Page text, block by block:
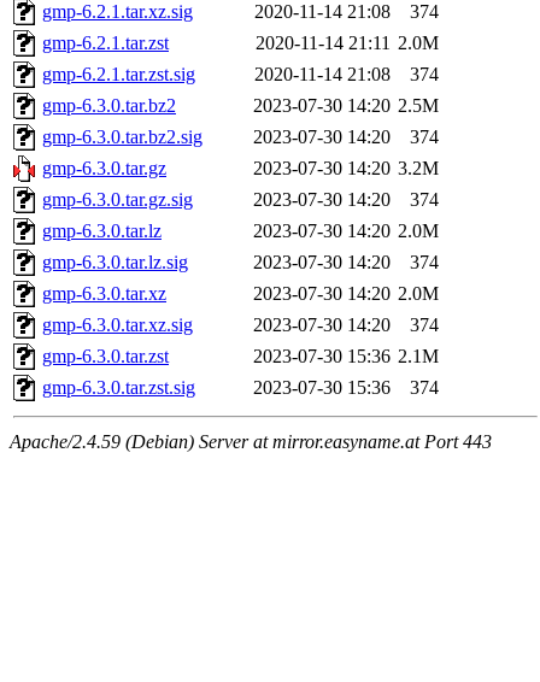
gmp-6.2.1.tar.xz.sig
2020-11-14 21:08
374
gmp-6.2.1.tar.zst
2020-11-14 21:11 2.0M
gmp-6.2.1.tar.zst.sig
2020-11-14 21:08
374
gmp-6.3.0.tar.bz2
2023-07-30 14:20 2.5M
gmp-6.3.0.tar.bz2.sig
2023-07-30 14:20
374
gmp-6.3.0.tar.gz
2023-07-30 14:20 3.2M
gmp-6.3.0.tar.gz.sig
2023-07-30 14:20
374
gmp-6.3.0.tar.lz
2023-07-30 14:20 2.0M
gmp-6.3.0.tar.lz.sig
2023-07-30 14:20
374
gmp-6.3.0.tar.xz
2023-07-30 14:20 2.0M
gmp-6.3.0.tar.xz.sig
2023-07-30 14:20
374
gmp-6.3.0.tar.zst
2023-07-30 15:36 2.1M
gmp-6.3.0.tar.zst.sig
2023-07-30 15:36 374
Apache/2.4.59 (Debian) Server at mirror.easyname.at Port 443